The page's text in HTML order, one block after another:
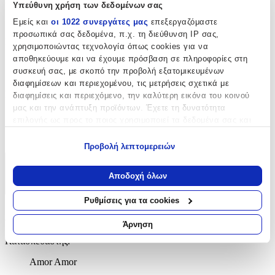
Υπεύθυνη χρήση των δεδομένων σας
Εμείς και οι 1022 συνεργάτες μας επεξεργαζόμαστε
προσωπικά σας δεδομένα, π.χ. τη διεύθυνση IP σας,
χρησιμοποιώντας τεχνολογία όπως cookies για να
αποθηκεύουμε και να έχουμε πρόσβαση σε πληροφορίες στη
συσκευή σας, με σκοπό την προβολή εξατομικευμένων
διαφημίσεων και περιεχομένου, τις μετρήσεις σχετικά με
διαφημίσεις και περιεχόμενο, την καλύτερη εικόνα του κοινού
μας και την ανάπτυξη προϊόντων. Έχετε τη δυνατότητα
Να συλλέξουμε πληροφορίες σχετικά με τη γεωγραφική
σας τοποθεσία, οι οποίες μπορεί να είναι ακριβείς σε
απόσταση μερικών μέτρων
Να αναγνωρίσουμε τη συσκευή σας σαρώνοντας ενεργά
για συγκεκριμένα χαρακτηριστικά (δακτυλικό αποτύπωμα)
Μάθετε περισσότερα σχετικά με τον τρόπο επεξεργασίας των
προσωπικών σας δεδομένων και καθορίστε τις προτιμήσεις σας
στηνενότητα “Λεπτομέρειες”
Προβολή λεπτομερειών
Αποδοχή όλων
Ρυθμίσεις για τα cookies
Άρνηση
Cuban
Μήκος
55
cm
Πάχος:
Χαρακτηριστικά
+
Χαρακτηριστικά
Κατασκευαστής:
Amor Amor